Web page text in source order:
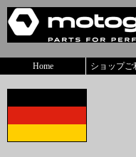
Home ショップご